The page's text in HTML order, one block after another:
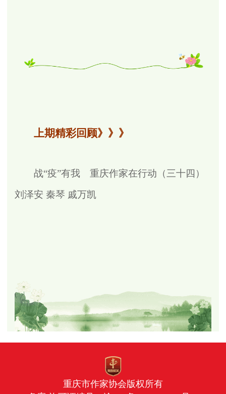
上期精彩回顾》》》
战“疫”有我 重庆作家在行动（三十四）
刘泽安 秦琴 戚万凯
重庆市作家协会版权所有